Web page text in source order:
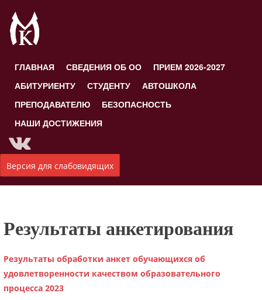
ГЛАВНАЯ СВЕДЕНИЯ ОБ ОО
ПРИЕМ 2026-2027
АБИТУРИЕНТУ
СТУДЕНТУ
АВТОШКОЛА
ПРЕПОДАВАТЕЛЮ
БЕЗОПАСНОСТЬ
НАШИ ДОСТИЖЕНИЯ
Версия для слабовидящих
Результаты анкетирования
Результаты обработки анкет обучающихся об
удовлетворенности качеством образовательного
процесса 2023